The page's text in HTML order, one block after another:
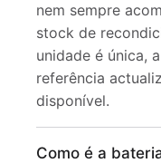
nem sempre
stock de
unidade é única,
referência
disponível.
Como é a